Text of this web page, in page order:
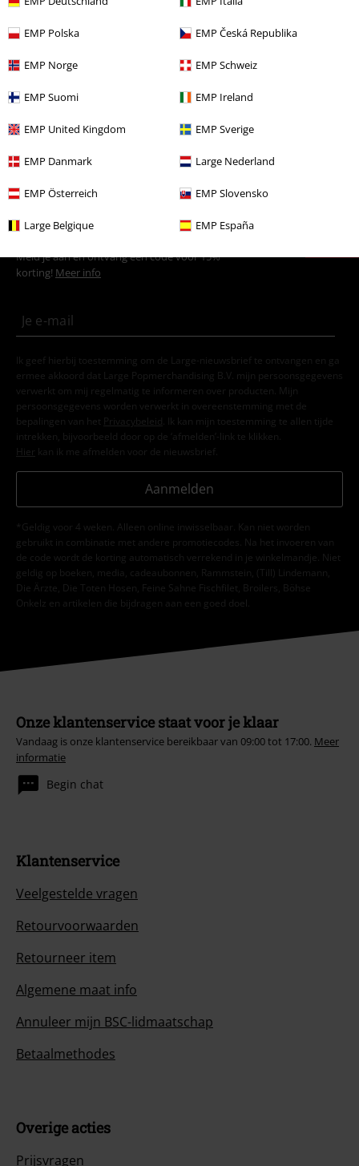
EMP Polska EMP Česká Republika
EMP Norge EMP Schweiz
EMP Suomi EMP Ireland
EMP United Kingdom EMP Sverige
EMP Danmark Large Nederland
EMP Österreich EMP Slovensko
Large Belgique EMP España
Kleding & accessoires T-shirts
Sale % T-shirts en tops
Sale % T-Shirts
Mannen T-shirts
Kledingmerken
E-mailnieuwsbrief
Meld je aan en ontvang een code voor 15%
korting! Meer info
Ik geef hierbij toestemming om de Large-nieuwsbrief te ontvangen en ga
ermee akkoord dat Large Popmerchandising B.V. mijn persoonsgegevens
verwerkt om mij regelmatig te informeren over producten. Mijn
persoonsgegevens worden verwerkt in overeenstemming met de
bepalingen van het
Privacybeleid . Ik kan mijn toestemming te allen tijde
intrekken, bijvoorbeeld door op de ‘afmelden’-link te klikken.
Hier kan ik me afmelden voor de nieuwsbrief.
Aanmelden
*Geldig voor 4 weken. Alleen online inwisselbaar. Kan niet worden
gebruikt in combinatie met andere promotiecodes. Na het invoeren van
de code wordt de korting automatisch verrekend in je winkelmandje. Niet
geldig op boeken, media, cadeaubonnen, Rammstein, (Till) Lindemann,
Die Ärzte, Die Toten Hosen, Feine Sahne Fischfilet, Broilers, Böhse
Onkelz en artikelen die bijdragen aan een goed doel.
Onze klantenservice staat voor je klaar
Vandaag is onze klantenservice bereikbaar van 09:00 tot 17:00. Meer
informatie
Begin chat
Klantenservice
Veelgestelde vragen
Retourvoorwaarden
Retourneer item
Algemene maat info
Annuleer mijn BSC-lidmaatschap
Betaalmethodes
Overige acties
Prijsvragen